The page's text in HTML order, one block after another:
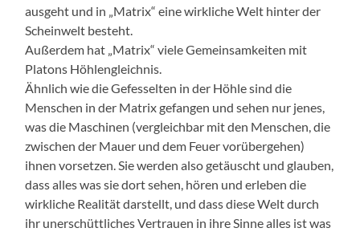
ausgeht und in „Matrix“ eine wirkliche Welt hinter der
Scheinwelt besteht.
Außerdem hat „Matrix“ viele Gemeinsamkeiten mit
Platons Höhlengleichnis.
Ähnlich wie die Gefesselten in der Höhle sind die
Menschen in der Matrix gefangen und sehen nur jenes,
was die Maschinen (vergleichbar mit den Menschen, die
zwischen der Mauer und dem Feuer vorübergehen)
ihnen vorsetzen. Sie werden also getäuscht und glauben,
dass alles was sie dort sehen, hören und erleben die
wirkliche Realität darstellt, und dass diese Welt durch
ihr unerschüttliches Vertrauen in ihre Sinne alles ist was